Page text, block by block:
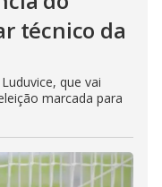
técnico da
que vai
marcada para